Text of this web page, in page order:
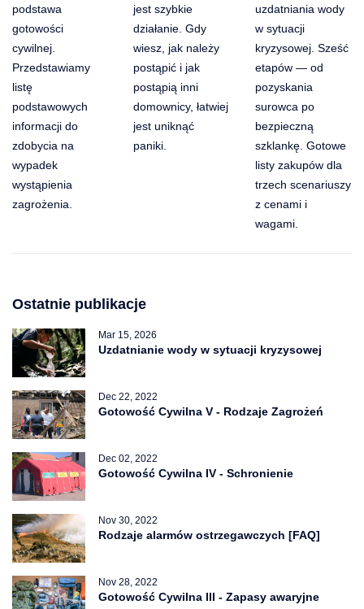
podstawa
gotowości
cywilnej.
Przedstawiamy
listę
podstawowych
informacji do
zdobycia na
wypadek
wystąpienia
zagrożenia.
jest szybkie
działanie. Gdy
wiesz, jak należy
postąpić i jak
postąpią inni
domownicy, łatwiej
jest uniknąć
paniki.
uzdatniania wody
w sytuacji
kryzysowej. Sześć
etapów — od
pozyskania
surowca po
bezpieczną
szklankę. Gotowe
listy zakupów dla
trzech scenariuszy
z cenami i
wagami.
Ostatnie publikacje
Mar 15, 2026
Uzdatnianie wody w sytuacji kryzysowej
Dec 22, 2022
Gotowość Cywilna V - Rodzaje Zagrożeń
Dec 02, 2022
Gotowość Cywilna IV - Schronienie
Nov 30, 2022
Rodzaje alarmów ostrzegawczych [FAQ]
Nov 28, 2022
Gotowość Cywilna III - Zapasy awaryjne